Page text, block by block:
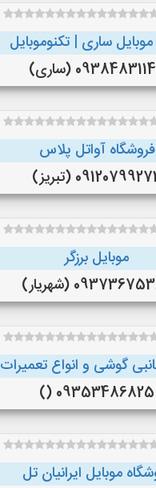
ساری | تکنوموبایل
(ساری)
فروشگاه آواتل پلاس
(تبریز)
موبایل برزگر
(شهریار)
گوشی و انواع تعمیرات
09353486825 ()
موبایل ایرانیان تل